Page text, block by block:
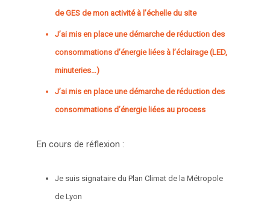
de GES de mon activité à l’échelle du site
J’ai mis en place une démarche de réduction des
consommations d’énergie liées à l’éclairage (LED,
minuteries…)
J’ai mis en place une démarche de réduction des
consommations d’énergie liées au process
En cours de réflexion :
Je suis signataire du Plan Climat de la Métropole
de Lyon